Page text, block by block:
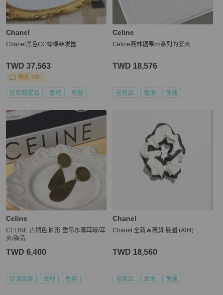
Chanel
Chanel黑色CC蝴蝶结发圈
TWD 37,563
現折 800
近新閒置品 香港 免運
Celine
Celine賽林糖果🍬系列的發夾
TWD 18,576
全新品 香港 免運
Celine
CELINE 古銅色 圓形 垂吊水滴耳環/耳
夾/飾品
TWD 6,400
狀況良好 本地 免運
Chanel
Chanel 全新🔥現貨 髮圈 (A04)
TWD 18,560
全新品 本地 免運